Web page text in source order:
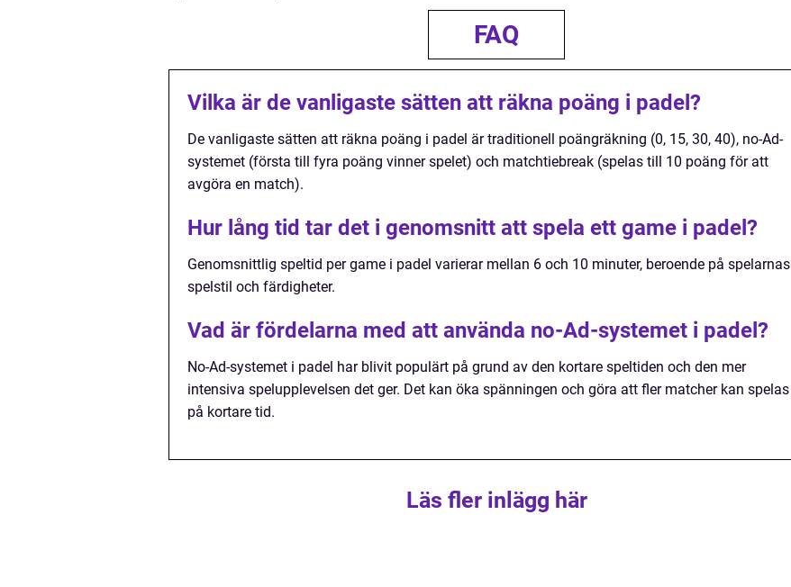
FAQ
Vilka är de vanligaste sätten att räkna poäng i padel?
De vanligaste sätten att räkna poäng i padel är traditionell poängräkning (0, 15, 30, 40), no-Ad-
systemet (första till fyra poäng vinner spelet) och matchtiebreak (spelas till 10 poäng för att
avgöra en match).
Hur lång tid tar det i genomsnitt att spela ett game i padel?
Genomsnittlig speltid per game i padel varierar mellan 6 och 10 minuter, beroende på spelarnas
spelstil och färdigheter.
Vad är fördelarna med att använda no-Ad-systemet i padel?
No-Ad-systemet i padel har blivit populärt på grund av den kortare speltiden och den mer
intensiva spelupplevelsen det ger. Det kan öka spänningen och göra att fler matcher kan spelas
på kortare tid.
Läs fler inlägg här